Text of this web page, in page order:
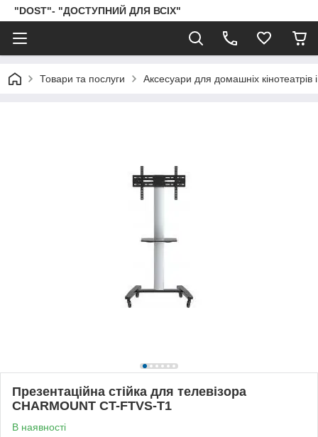
"DOST"- "ДОСТУПНИЙ ДЛЯ ВСІХ"
Товари та послуги Аксесуари для домашніх
Презентаційна стійка для телевізора
CHARMOUNT CT-FTVS-T1
В наявності